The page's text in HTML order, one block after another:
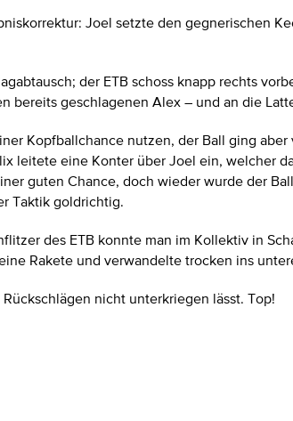
Joel setzte den gegnerischen
der ETB schoss knapp rechts
geschlagenen Alex – und an die
Kopfballchance nutzen, der Ball ging
leitete eine Konter über Joel ein, welcher
guten Chance, doch wieder wurde der
Taktik goldrichtig.
des ETB konnte man im Kollektiv in
Rakete und verwandelte trocken ins
nicht unterkriegen lässt. Top!